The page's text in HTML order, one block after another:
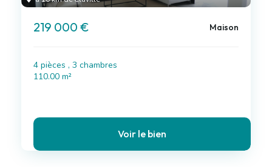
219 000 € Maison
4 pièces , 3 chambres
110.00 m²
Voir le bien